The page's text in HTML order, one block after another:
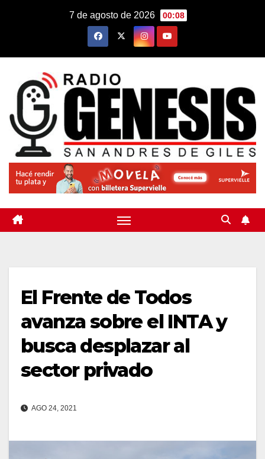
7 de agosto de 2026 00:08
El Frente de Todos
avanza sobre el INTA y
busca desplazar al
sector privado
AGO 24, 2021